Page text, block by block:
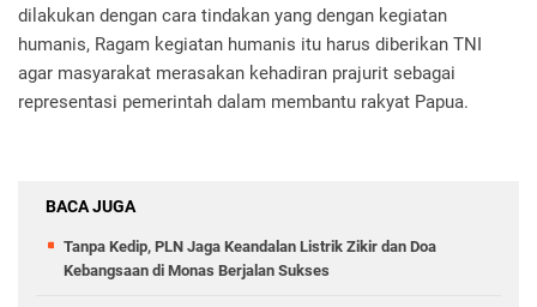
dilakukan dengan cara tindakan yang dengan kegiatan
humanis, Ragam kegiatan humanis itu harus diberikan TNI
agar masyarakat merasakan kehadiran prajurit sebagai
representasi pemerintah dalam membantu rakyat Papua.
BACA JUGA
Tanpa Kedip, PLN Jaga Keandalan Listrik Zikir dan Doa
Kebangsaan di Monas Berjalan Sukses